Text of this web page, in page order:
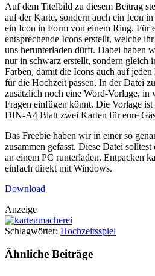
Auf dem Titelbild zu diesem Beitrag
auf der Karte, sondern auch ein Icon
ein Icon in Form von einem Ring. Für
entsprechende Icons erstellt, welche
uns herunterladen dürft. Dabei haben
nur in schwarz erstellt, sondern gleich
Farben, damit die Icons auch auf
für die Hochzeit passen. In der Datei
zusätzlich noch eine Word-Vorlage, in
Fragen einfügen könnt. Die Vorlage ist
DIN-A4 Blatt zwei Karten für eure
Das Freebie haben wir in einer so
zusammen gefasst. Diese Datei
an einem PC runterladen. Entpacken
einfach direkt mit Windows.
Download
Anzeige
Schlagwörter: Hochzeitsspiel
Ähnliche Beiträge